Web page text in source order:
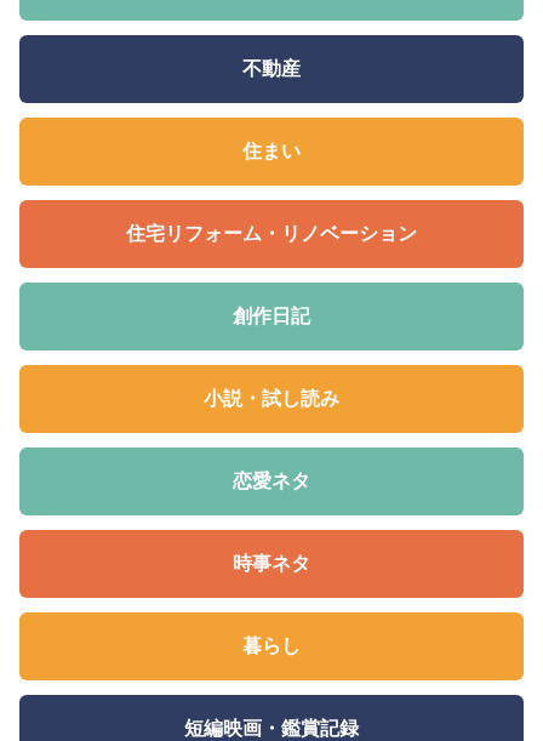
不動産
住まい
住宅リフォーム・リノベーション
創作日記
小説・試し読み
恋愛ネタ
時事ネタ
暮らし
短編映画・鑑賞記録